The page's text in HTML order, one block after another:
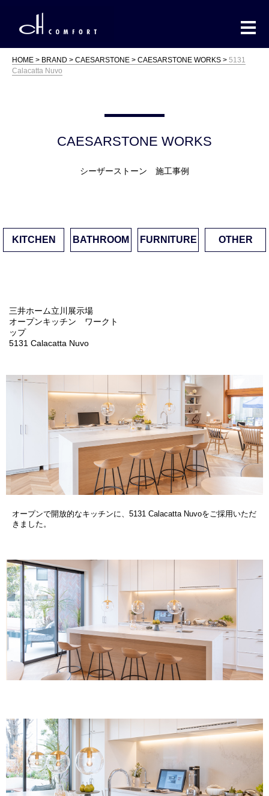
HOME BRAND CAESARSTONE CAESARSTONE WORKS
5131
Calacatta Nuvo
CAESARSTONE WORKS
シーザーストーン 施工事例
KITCHEN BATHROOM FURNITURE OTHER
三井ホーム立川展示場
オープンキッチン ワークト
ップ
5131 Calacatta Nuvo
オープンで開放的なキッチンに、5131 Calacatta Nuvoをご採用いただ
きました。